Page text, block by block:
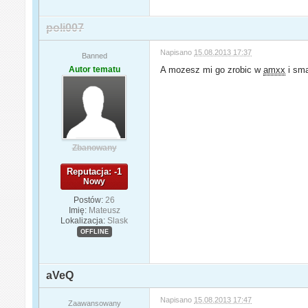
poli007
Banned
Autor tematu
Zbanowany
Reputacja: -1
Nowy
Postów: 26
Imię: Mateusz
Lokalizacja: Slask
OFFLINE
Napisano 15.08.2013 17:37
A mozesz mi go zrobic wamxx i
aVeQ
Zaawansowany Napisano 15.08.2013 17:47